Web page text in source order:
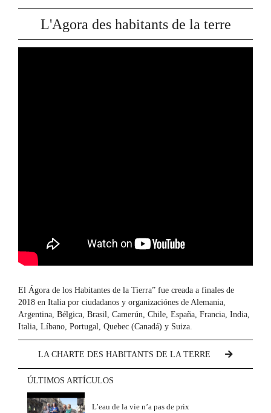
L'Agora des habitants de la terre
El Ágora de los Habitantes de la Tierra” fue creada a finales de
2018 en Italia por ciudadanos y organizaciónes de Alemania,
Argentina, Bélgica, Brasil, Camerún, Chile, España, Francia, India,
Italia, Líbano, Portugal, Quebec (Canadá) y Suiza.
LA CHARTE DES HABITANTS DE LA TERRE
ÚLTIMOS ARTÍCULOS
L’eau de la vie n’a pas de prix